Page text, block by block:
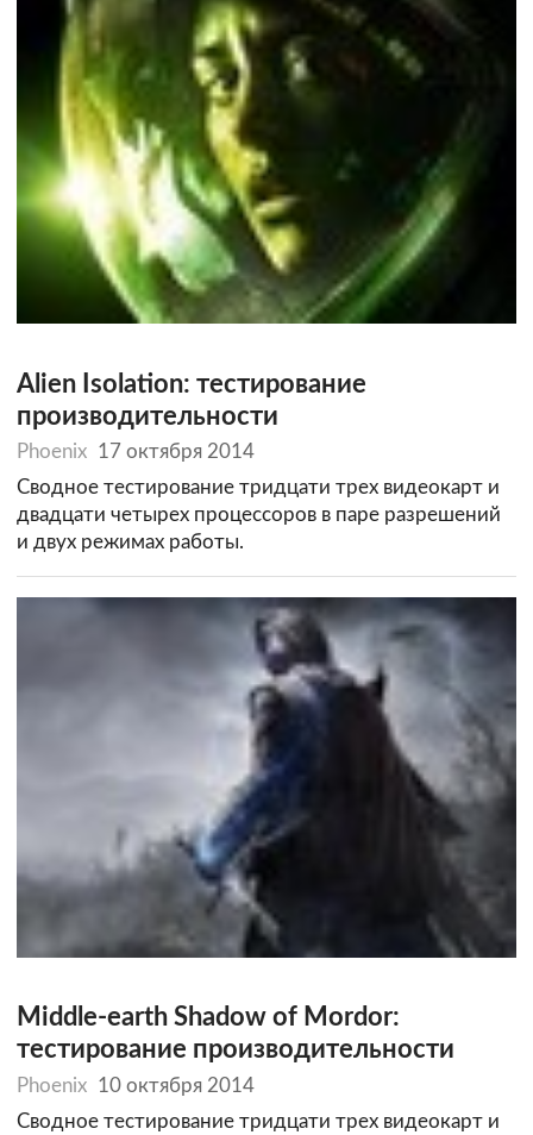
Alien Isolation: тестирование
производительности
Phoenix 17 октября 2014
Сводное тестирование тридцати трех видеокарт и
двадцати четырех процессоров в паре разрешений
и двух режимах работы.
Middle-earth Shadow of Mordor:
тестирование производительности
Phoenix 10 октября 2014
Сводное тестирование тридцати трех видеокарт и